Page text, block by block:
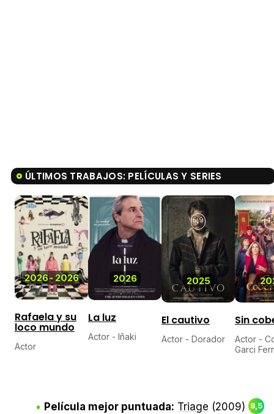
ÚLTIMOS TRABAJOS: PELÍCULAS Y SERIES
2026-2026
Rafaela y su
loco mundo
Actor
2026
La luz
Actor - Iñaki
2025
5,9
El cautivo
Actor - Dorador
Sin
Actor -
Garci
Película mejor puntuada: Triage (2009) 8,5